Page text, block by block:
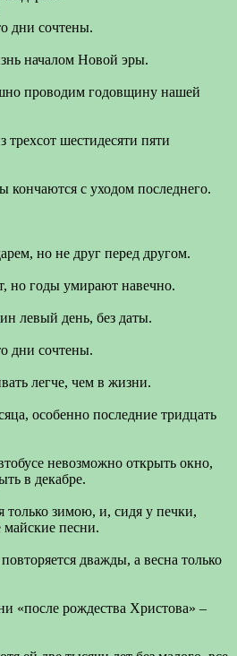
дни сочтены.
началом Новой эры.
проводим годовщину нашей
трехсот шестидесяти пяти
кончаются с уходом последнего.
но не друг перед другом.
но годы умирают навечно.
левый день, без даты.
дни сочтены.
легче, чем в жизни.
особенно последние тридцать
невозможно открыть окно,
в декабре.
только зимою, и, сидя у печки,
песни.
дважды, а весна только
«после рождества Христова» –